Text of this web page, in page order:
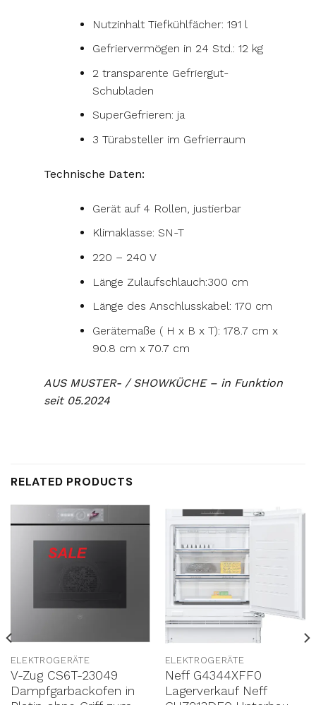
Nutzinhalt Tiefkühlfächer: 191 l
Gefriervermögen in 24 Std.: 12 kg
2 transparente Gefriergut-
Schubladen
SuperGefrieren: ja
3 Türabsteller im Gefrierraum
Technische Daten:
Gerät auf 4 Rollen, justierbar
Klimaklasse: SN-T
220 – 240 V
Länge Zulaufschlauch:300 cm
Länge des Anschlusskabel: 170 cm
Gerätemaße ( H x B x T): 178.7 cm x
90.8 cm x 70.7 cm
AUS MUSTER- / SHOWKÜCHE – in Funktion
seit 05.2024
RELATED PRODUCTS
ELEKTROGERÄTE
V-Zug CS6T-23049
Dampfgarbackofen in
ELEKTROGERÄTE
Neff G4344XFF0
Lagerverkauf Neff